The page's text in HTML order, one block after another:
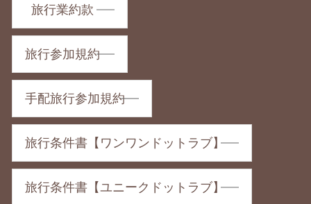
旅行業約款
旅行参加規約
手配旅行参加規約
旅行条件書【ワンワンドットラブ】
旅行条件書【ユニークドットラブ】